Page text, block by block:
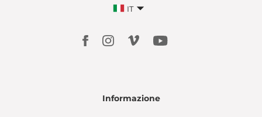
IT
Informazione